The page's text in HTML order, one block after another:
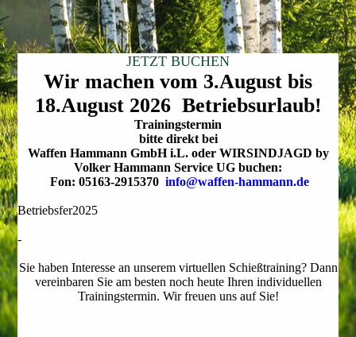
JETZT BUCHEN
Wir machen vom 3.August bis
18.August 2026 Betriebsurlaub!
Trainings­termin
bitte direkt bei
Waffen Hammann GmbH i.L. oder WIRSINDJAGD by
Volker Hammann Service UG buchen:
Fon: 05163-2915370 info@waffen-hammann.de
Betriebsfer2025
-
Sie haben Interesse an unserem virtuellen Schießtraining? Dann
vereinbaren Sie am besten noch heute Ihren individuellen
Trainingstermin. Wir freuen uns auf Sie!